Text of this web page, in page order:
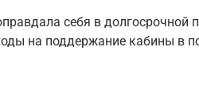
себя в долгосрочной
на поддержание кабины в